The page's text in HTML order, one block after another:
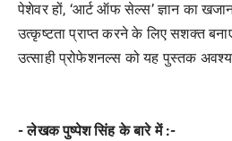
पेशेवर हों, ‘आर्ट ऑफ सेल्स’ ज्ञान का
उत्कृष्टता प्राप्त करने के लिए सशक्त
उत्साही प्रोफेशनल्स को यह पुस्तक अवश्य
- लेखक पुष्पेश सिंह के बारे में :-